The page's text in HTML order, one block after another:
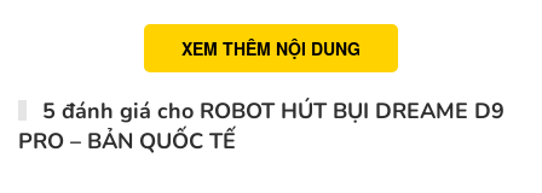
XEM THÊM NỘI DUNG
5 đánh giá cho ROBOT HÚT BỤI DREAME D9
PRO – BẢN QUỐC TẾ